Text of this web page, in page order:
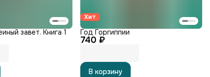
завет. Книга 1
Хит
740 ₽
Год Горгиппии
В корзину